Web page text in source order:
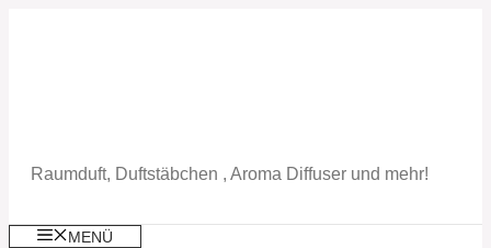
Raumduft, Duftstäbchen , Aroma Diffuser und mehr!
MENÜ